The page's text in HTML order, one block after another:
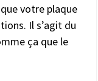
votre plaque
Il s’agit du
ça que le